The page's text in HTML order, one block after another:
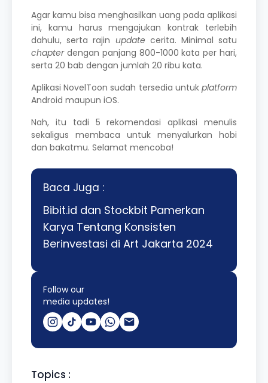
Agar kamu bisa menghasilkan uang pada aplikasi
ini, kamu harus mengajukan kontrak terlebih
dahulu, serta rajin update cerita. Minimal satu
chapterdengan panjang 800-1000 kata per hari,
serta 20 bab dengan jumlah 20 ribu kata.
Aplikasi NovelToon sudah tersedia untuk platform
Android maupun iOS.
Nah, itu tadi 5 rekomendasi aplikasi menulis
sekaligus membaca untuk menyalurkan hobi
dan bakatmu. Selamat mencoba!
Baca Juga :
Bibit.id dan Stockbit Pamerkan
Karya Tentang Konsisten
Berinvestasi di Art Jakarta 2024
Follow our
media updates!
Topics :